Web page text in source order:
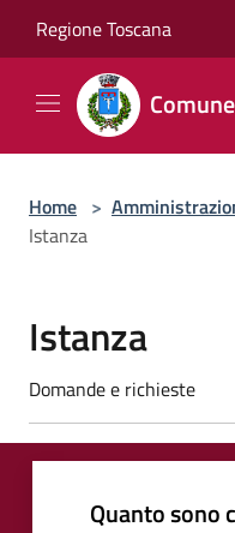
Regione Toscana
Home >
Istanza
Istanza
Domande e richieste
Quanto sono